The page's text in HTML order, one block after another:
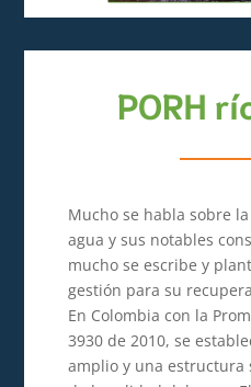
PORH
Mucho se habla sobre
agua y sus notables
mucho se escribe y
gestión para su
En Colombia con la
3930 de 2010, se
amplio y una estructura